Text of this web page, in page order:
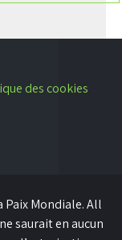
des cookies
Paix Mondiale. All
saurait en aucun